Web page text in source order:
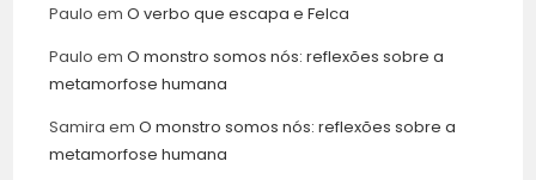
Paulo emO verbo que escapa e Felca
Paulo emO monstro somos nós: reflexões sobre a
metamorfose humana
Samira emO monstro somos nós: reflexões sobre a
metamorfose humana